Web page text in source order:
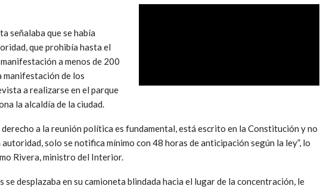
señalaba que se había
que prohibía hasta el
a menos de 200
manifestación de los
a realizarse en el parque
la alcaldía de la ciudad.
derecho a la reunión política es fundamental, está escrito en la Constitución y no
solo se notifica mínimo con 48 horas de anticipación según la ley”, lo
Rivera, ministro del Interior.
desplazaba en su camioneta blindada hacia el lugar de la concentración, le